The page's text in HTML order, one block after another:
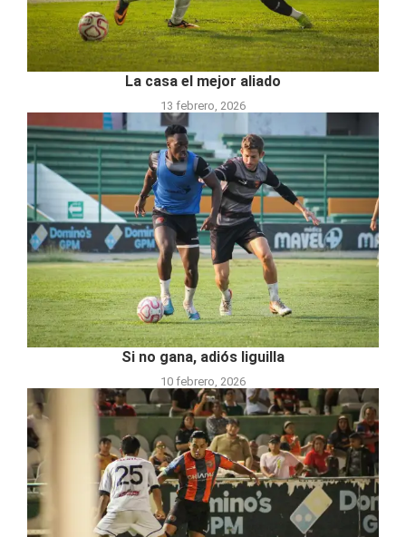
La casa el mejor aliado
13 febrero, 2026
Si no gana, adiós liguilla
10 febrero, 2026